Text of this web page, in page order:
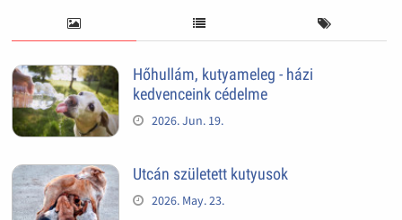
Hőhullám, kutyameleg - házi
kedvenceink cédelme
2026. Jun. 19.
Utcán született kutyusok
2026. May. 23.